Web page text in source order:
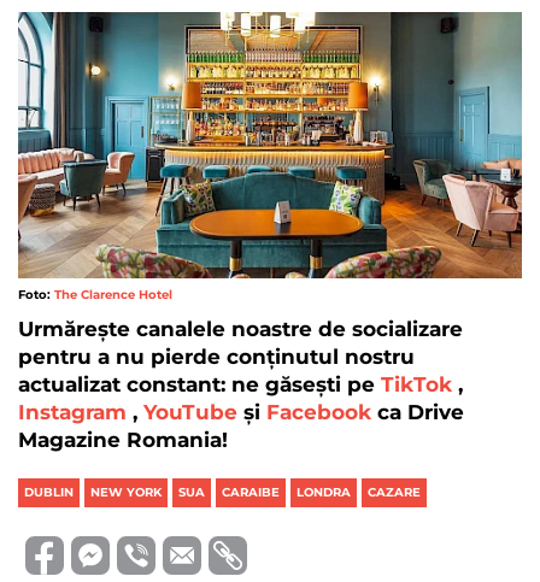
Foto: The Clarence Hotel
Urmărește canalele noastre de socializare
pentru a nu pierde conținutul nostru
actualizat constant: ne găsești pe TikTok ,
Instagram , YouTube și Facebook ca Drive
Magazine Romania!
DUBLIN NEW YORK SUA CARAIBE LONDRA CAZARE